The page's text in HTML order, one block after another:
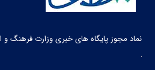
نماد مجوز پایگاه های خبری وزارت فرهنگ و